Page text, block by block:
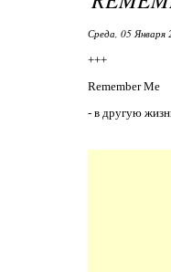
Среда, 05 Января
+++
Remember Me
- в другую